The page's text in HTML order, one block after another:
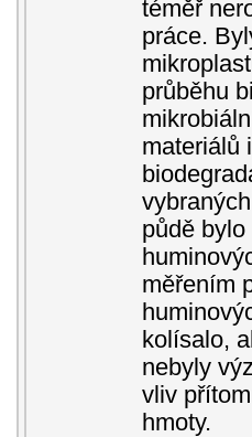
téměř
práce.
průběhu
materiálů
půdě
měřením
kolísalo,
nebyly
vliv
hmoty.